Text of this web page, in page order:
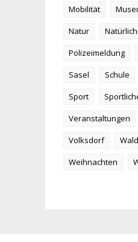
Mobilität
Natur
Polizeimeldung
Sasel
Schule
Sport
Veranstaltungen
Volksdorf
Weihnachten